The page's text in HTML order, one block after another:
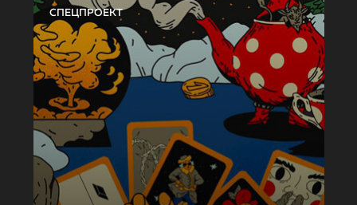
СПЕЦПРОЕКТ